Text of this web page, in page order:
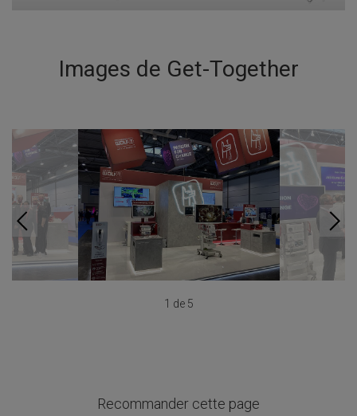
Images de Get-Together
1 de 5
Recommander cette page